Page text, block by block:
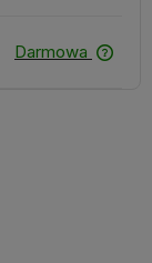
Darmowa